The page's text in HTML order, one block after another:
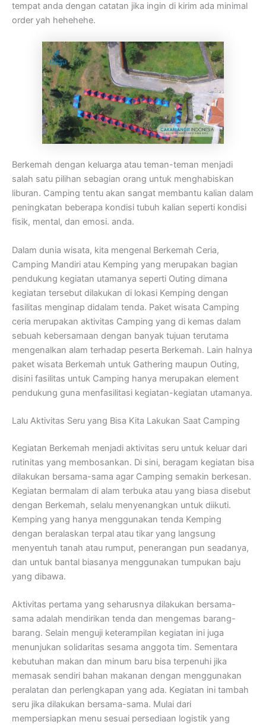
tempat anda dengan catatan jika ingin di kirim ada minimal
order yah hehehehe.
Berkemah dengan keluarga atau teman-teman menjadi
salah satu pilihan sebagian orang untuk menghabiskan
liburan. Camping tentu akan sangat membantu kalian dalam
peningkatan beberapa kondisi tubuh kalian seperti kondisi
fisik, mental, dan emosi. anda.
Dalam dunia wisata, kita mengenal Berkemah Ceria,
Camping Mandiri atau Kemping yang merupakan bagian
pendukung kegiatan utamanya seperti Outing dimana
kegiatan tersebut dilakukan di lokasi Kemping dengan
fasilitas menginap didalam tenda. Paket wisata Camping
ceria merupakan aktivitas Camping yang di kemas dalam
sebuah kebersamaan dengan banyak tujuan terutama
mengenalkan alam terhadap peserta Berkemah. Lain halnya
paket wisata Berkemah untuk Gathering maupun Outing,
disini fasilitas untuk Camping hanya merupakan element
pendukung guna menfasilitasi kegiatan-kegiatan utamanya.
Lalu Aktivitas Seru yang Bisa Kita Lakukan Saat Camping
Kegiatan Berkemah menjadi aktivitas seru untuk keluar dari
rutinitas yang membosankan. Di sini, beragam kegiatan bisa
dilakukan bersama-sama agar Camping semakin berkesan.
Kegiatan bermalam di alam terbuka atau yang biasa disebut
dengan Berkemah, selalu menyenangkan untuk diikuti.
Kemping yang hanya menggunakan tenda Kemping
dengan beralaskan terpal atau tikar yang langsung
menyentuh tanah atau rumput, penerangan pun seadanya,
dan untuk bantal biasanya menggunakan tumpukan baju
yang dibawa.
Aktivitas pertama yang seharusnya dilakukan bersama-
sama adalah mendirikan tenda dan mengemas barang-
barang. Selain menguji keterampilan kegiatan ini juga
menunjukan solidaritas sesama anggota tim. Sementara
kebutuhan makan dan minum baru bisa terpenuhi jika
memasak sendiri bahan makanan dengan menggunakan
peralatan dan perlengkapan yang ada. Kegiatan ini tambah
seru jika dilakukan bersama-sama. Mulai dari
mempersiapkan menu sesuai persediaan logistik yang